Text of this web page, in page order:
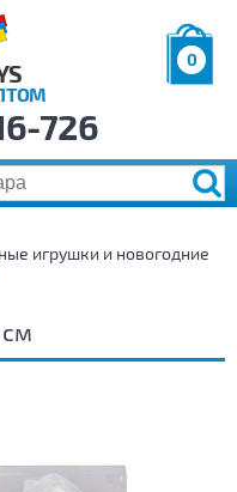
0
р.
726
игрушки и новогодние